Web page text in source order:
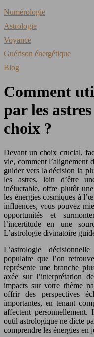
Numérologie
Astrologie
Voyance
Guérison énergétique
Blog
Comment
par les
choix ?
Devant un choix crucial,
vie, comment l’alignement
guider vers la décision la
les astres, loin d’être
inéluctable, offre plutôt
les énergies cosmiques à
influences, vous pouvez
opportunités et
l’incertitude en une
L’astrologie divinatoire
L’astrologie
populaire que l’on
représente une branche
axée sur l’interprétation
impacts sur votre thème
offrir des perspectives
importantes, en tenant
affectent
outil astrologique ne dicte
comprendre les énergies en